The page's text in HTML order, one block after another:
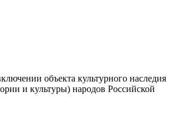
объекта культурного наследия
и культуры) народов Российской